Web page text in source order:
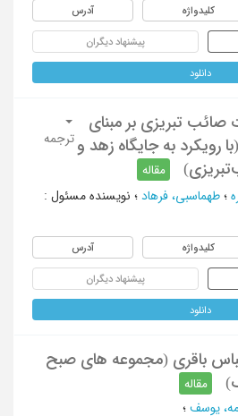
کلیدواژه آدرس
پیشنهاد دیگران
دانلود
صائب ‌تبریزی بر مبنای
رویکرد به جایگاه زهد و
مقاله
ترجمه
؛ طهماسبی، فرهاد ؛ نویسنده مسئول :
کلیدواژه آدرس
پیشنهاد دیگران
دانلود
باقری (مجموعه های صبح
مقاله
یوسف ؛